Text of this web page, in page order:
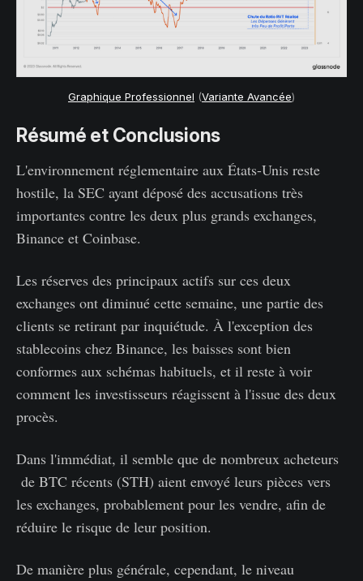
Graphique Professionnel (Variante Avancée)
Résumé et Conclusions
L'environnement réglementaire aux États-Unis reste
hostile, la SEC ayant déposé des accusations très
importantes contre les deux plus grands exchanges,
Binance et Coinbase.
Les réserves des principaux actifs sur ces deux
exchanges ont diminué cette semaine, une partie des
clients se retirant par inquiétude. À l'exception des
stablecoins chez Binance, les baisses sont bien
conformes aux schémas habituels, et il reste à voir
comment les investisseurs réagissent à l'issue des deux
procès.
Dans l'immédiat, il semble que de nombreux acheteurs
de BTC récents (STH) aient envoyé leurs pièces vers
les exchanges, probablement pour les vendre, afin de
réduire le risque de leur position.
De manière plus générale, cependant, le niveau